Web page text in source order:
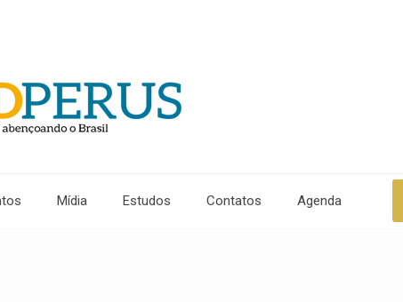
Mídia Estudos Contatos Agenda